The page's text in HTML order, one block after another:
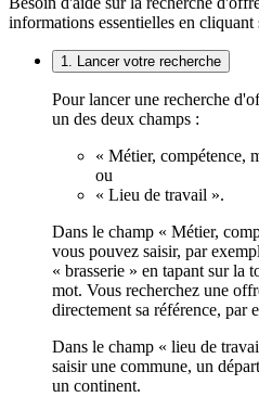
informations essentielles en
1. Lancer votre recherche
Pour lancer une recherche
un des deux champs :
« Métier, compétence,
ou
« Lieu de travail ».
Dans le champ « Métier,
vous pouvez saisir, par
« brasserie » en tapant sur la
mot. Vous recherchez une
directement sa référence, par
Dans le champ « lieu de
saisir une commune, un
un continent.